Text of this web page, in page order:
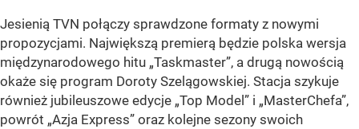
Jesienią TVN połączy sprawdzone formaty z nowymi
propozycjami. Największą premierą będzie polska wersja
międzynarodowego hitu „Taskmaster”, a drugą nowością
okaże się program Doroty Szelągowskiej. Stacja szykuje
również jubileuszowe edycje „Top Model” i „MasterChefa”,
powrót „Azja Express” oraz kolejne sezony swoich